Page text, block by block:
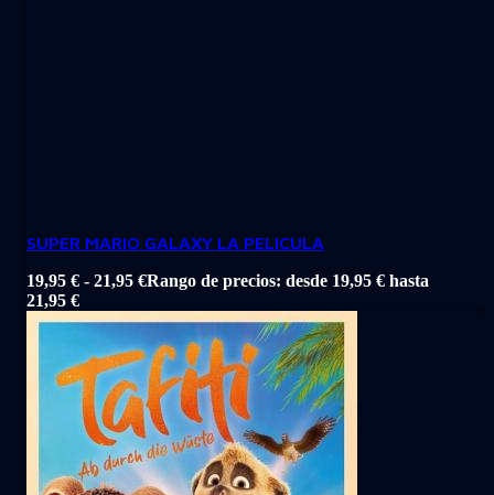
SUPER MARIO GALAXY LA PELICULA
19,95 € - 21,95 €Rango de precios: desde 19,95 € hasta
21,95 €